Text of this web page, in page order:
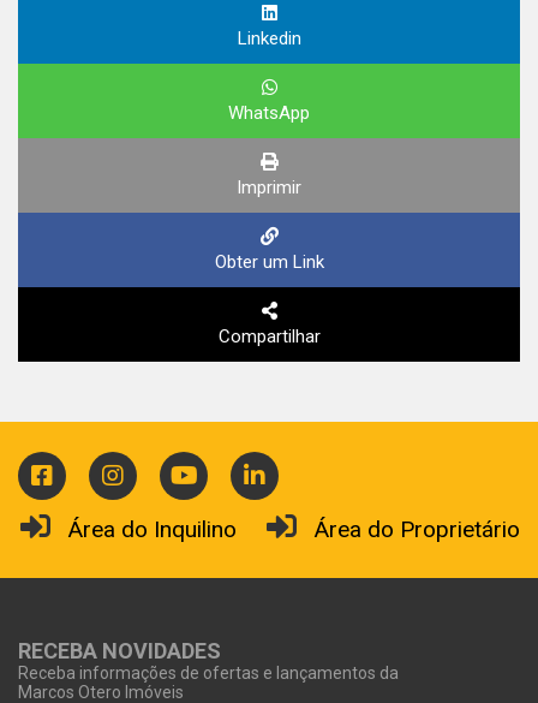
Linkedin
WhatsApp
Imprimir
Obter um Link
Compartilhar
Área do Inquilino Área do Proprietário
RECEBA NOVIDADES
Receba informações de ofertas e lançamentos da
Marcos Otero Imóveis